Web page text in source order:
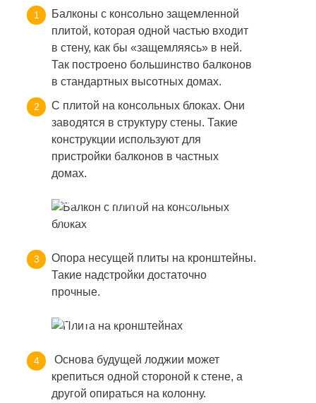
Балконы с консольно защемленной
плитой, которая одной частью входит
в стену, как бы «защемляясь» в ней.
Так построено большинство балконов
в стандартных высотных домах.
С плитой на консольных блоках. Они
заводятся в структуру стены. Такие
конструкции используют для
пристройки балконов в частных
домах.
Балкон с несущей конструкцией на
Опора несущей плиты на кронштейны.
Такие надстройки достаточно
прочные.
кронштейны
Основа будущей лоджии может
крепиться одной стороной к стене, а
другой опираться на колонну.